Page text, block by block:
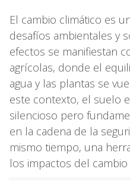
El cambio climático es
desafíos ambientales y
efectos se manifiestan
agrícolas, donde el
agua y las plantas se
este contexto, el suelo
silencioso pero
en la cadena de la
mismo tiempo, una
los impactos del cambio